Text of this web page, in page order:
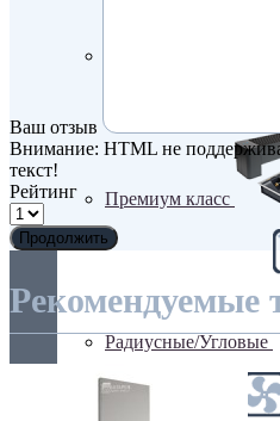
Премиум класс
Радиусные/Угловые
Ваш отзыв
Внимание: HTML не
текст!
Рейтинг
Продолжить
Рекомендуемые